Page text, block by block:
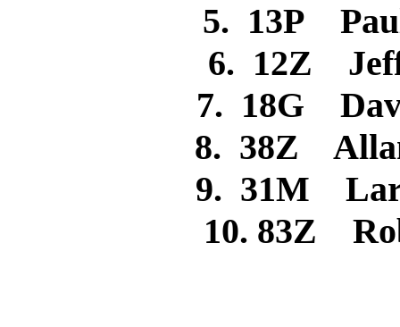
5. 13P
6. 12Z
7. 18G
8. 38Z
9. 31M
10. 83Z